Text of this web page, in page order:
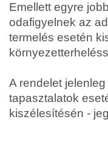
Emellett egyre
odafigyelnek az
termelés esetén
A rendelet
tapasztalatok
kiszélesítésén -